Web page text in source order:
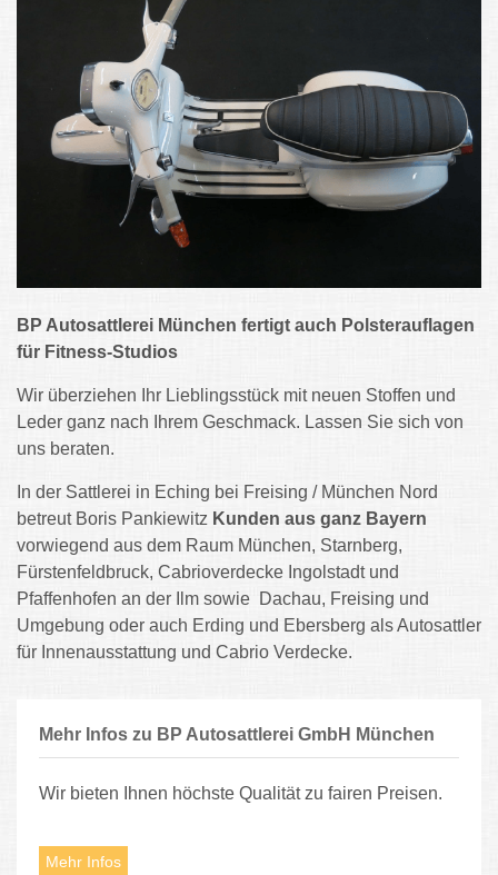
BP Autosattlerei München fertigt auch Polsterauflagen
für Fitness-Studios
Wir überziehen Ihr Lieblingsstück mit neuen Stoffen und
Leder ganz nach Ihrem Geschmack. Lassen Sie sich von
uns beraten.
In der Sattlerei in Eching bei Freising / München Nord
betreut Boris Pankiewitz Kunden aus ganz Bayern
vorwiegend aus dem Raum München, Starnberg,
Fürstenfeldbruck, Cabrioverdecke Ingolstadt und
Pfaffenhofen an der Ilm sowie Dachau, Freising und
Umgebung oder auch Erding und Ebersberg als Autosattler
für Innenausstattung und Cabrio Verdecke.
Mehr Infos zu BP Autosattlerei GmbH München
Wir bieten Ihnen höchste Qualität zu fairen Preisen.
Mehr Infos